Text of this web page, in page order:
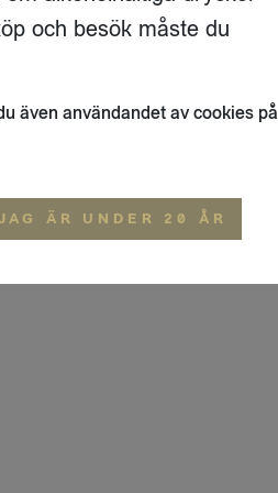
OSS
och besök måste du
även användandet av cookies på
ÄR UNDER 20 ÅR